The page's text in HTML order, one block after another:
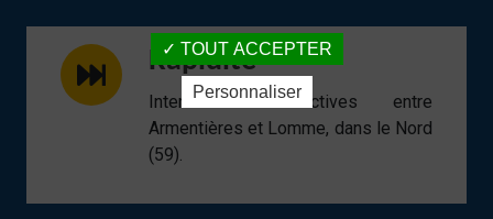
Rapidité
Interventions réactives entre
Armentières et Lomme, dans le Nord
(59).
TOUT ACCEPTER
Personnaliser